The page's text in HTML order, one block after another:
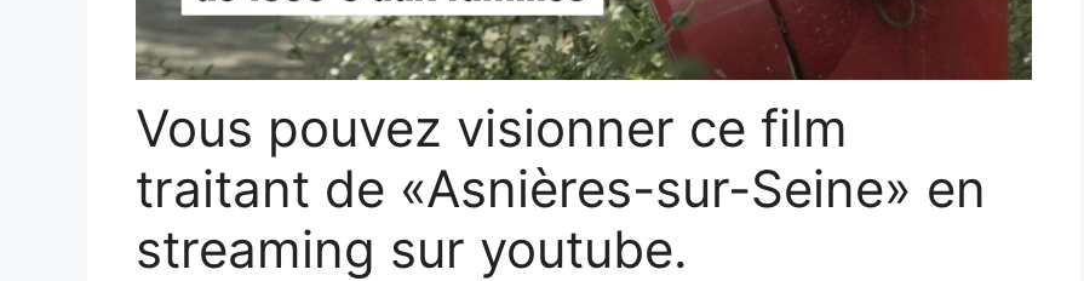
Vous pouvez visionner ce film
traitant de «Asnières-sur-Seine» en
streaming sur youtube.